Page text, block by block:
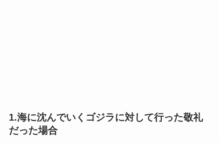
1.海に沈んでいくゴジラに対して行った敬礼
だった場合